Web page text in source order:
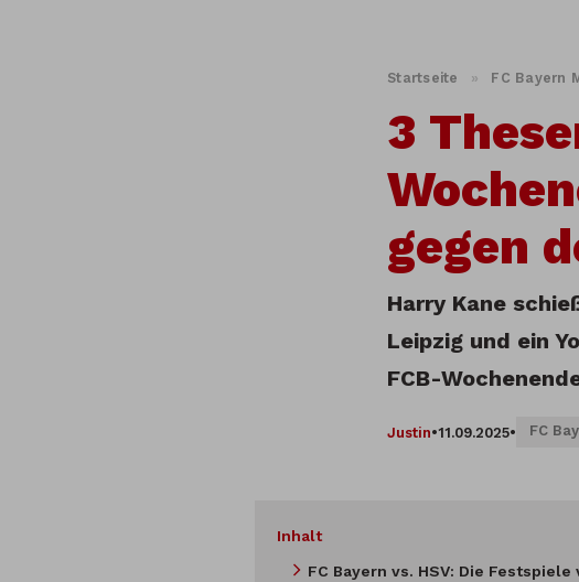
Startseite » FC Bayern
3
gegen
Harry Kane
Leipzig und ein
FCB-
Justin•11.09.2025• FC
Inhalt
FC Bayern vs. HSV: Die Festspiele